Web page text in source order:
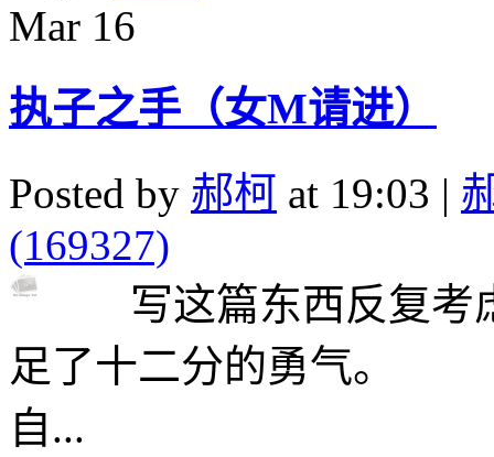
Mar 16
执子之手（女M请进）
Posted by 郝柯 at 19:03 |
(169327)
写这篇东西反复考
足了十二分的勇气。
自...